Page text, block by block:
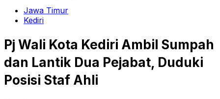
Jawa Timur
Kediri
Pj Wali Kota Kediri Ambil Sumpah
dan Lantik Dua Pejabat, Duduki
Posisi Staf Ahli